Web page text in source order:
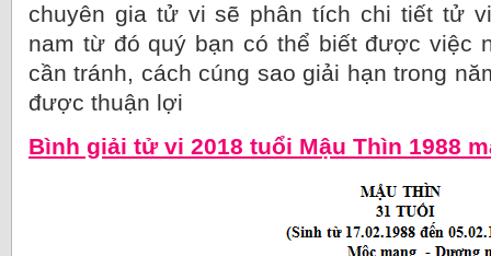
chuyên gia tử vi sẽ phân tích chi tiết tử
nam từ đó quý bạn có thể biết được việc
cần tránh, cách cúng sao giải hạn trong
được thuận lợi
Bình giải tử vi 2018 tuổi Mậu Thìn 1988